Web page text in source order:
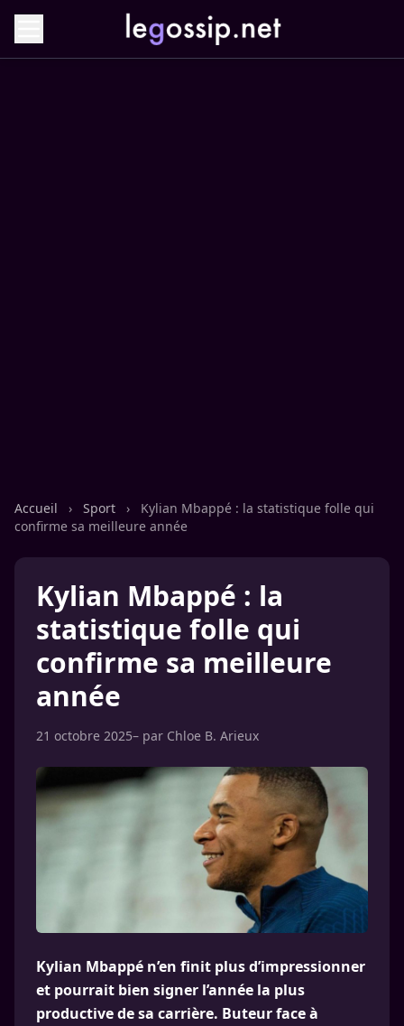
Accueil › Sport ›
Kylian Mbappé : la statistique folle qui
confirme sa meilleure année
Kylian Mbappé : la
statistique folle qui
confirme sa meilleure
année
21 octobre 2025– par Chloe B. Arieux
Kylian Mbappé n’en finit plus d’impressionner
et pourrait bien signer l’année la plus
productive de sa carrière. Buteur face à